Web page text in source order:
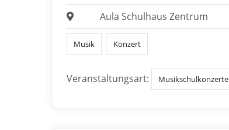
Aula Schulhaus Zentrum
Musik Konzert
Veranstaltungsart: Musikschulkonzerte